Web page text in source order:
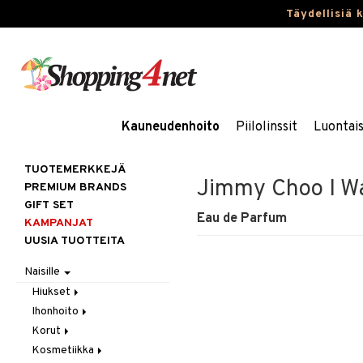
Täydellisiä
Kauneudenhoito Piilolinssit
Jimmy Choo I
Eau de Parfum
TUOTEMERKKEJÄ
PREMIUM BRANDS
GIFT SET
KAMPANJAT
UUSIA TUOTTEITA
Naisille
Hiukset
Gift Set
Harjat / Kammat
Hiuskuurit
Ihonhoito
Aurinkotuotteet
Erikoistuotteet
Korut
Kaulakorut
Kosmetiikka